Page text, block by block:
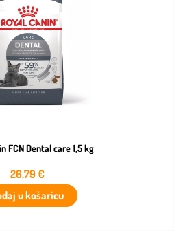
FCN Dental care 1,5 kg
26,79€
u košaricu